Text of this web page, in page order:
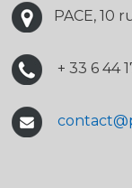
PACE, 10
+ 33 6 44